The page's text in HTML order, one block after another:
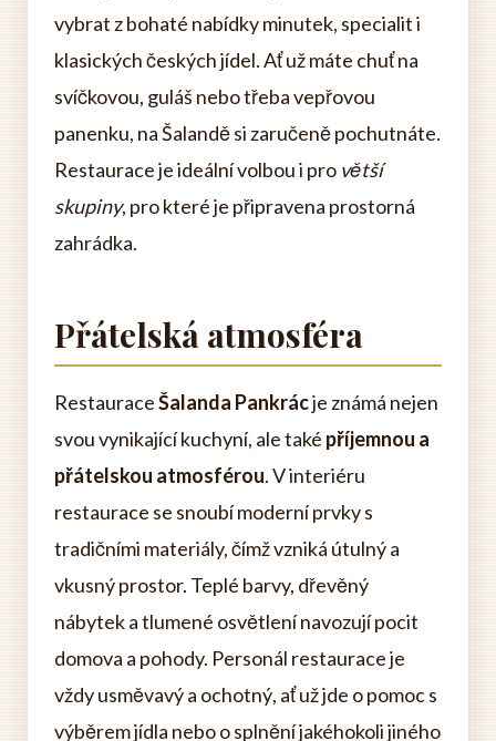
vybrat z bohaté nabídky minutek, specialit i
klasických českých jídel. Ať už máte chuť na
svíčkovou, guláš nebo třeba vepřovou
panenku, na Šalandě si zaručeně pochutnáte.
Restaurace je ideální volbou i pro větší
skupiny, pro které je připravena prostorná
zahrádka.
Přátelská atmosféra
RestauraceŠalanda Pankrácje známá nejen
svou vynikající kuchyní, ale také příjemnou a
přátelskou atmosférou. V interiéru
restaurace se snoubí moderní prvky s
tradičními materiály, čímž vzniká útulný a
vkusný prostor. Teplé barvy, dřevěný
nábytek a tlumené osvětlení navozují pocit
domova a pohody. Personál restaurace je
vždy usměvavý a ochotný, ať už jde o pomoc s
výběrem jídla nebo o splnění jakéhokoli jiného